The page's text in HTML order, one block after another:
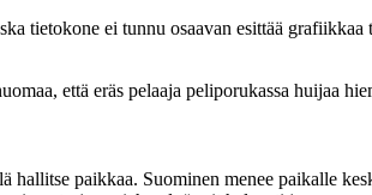
tietokone ei tunnu osaavan esittää
että eräs pelaaja peliporukassa huijaa
paikkaa. Suominen menee paikalle